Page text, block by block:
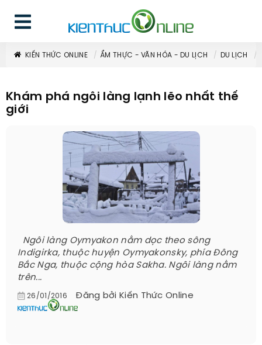
KIẾN THỨC ONLINE ẨM THỰC - VĂN HÓA - DU LỊCH DU LỊCH
Khám phá ngôi làng lạnh lẽo nhất thế
giới
Ngôi làng Oymyakon nằm ​​dọc theo sông
Indigirka, thuộc huyện Oymyakonsky, phía Đông
Bắc Nga, thuộc cộng hòa Sakha. Ngôi làng nằm
trên...
26/01/2016 Đăng bởi Kiến Thức Online